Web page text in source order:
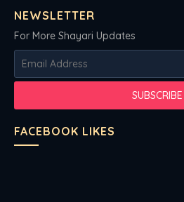
NEWSLETTER
For More Shayari Updates
FACEBOOK LIKES